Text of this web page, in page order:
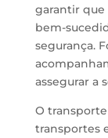
garantir que
bem-
segurança.
assegurar a
O
transportes